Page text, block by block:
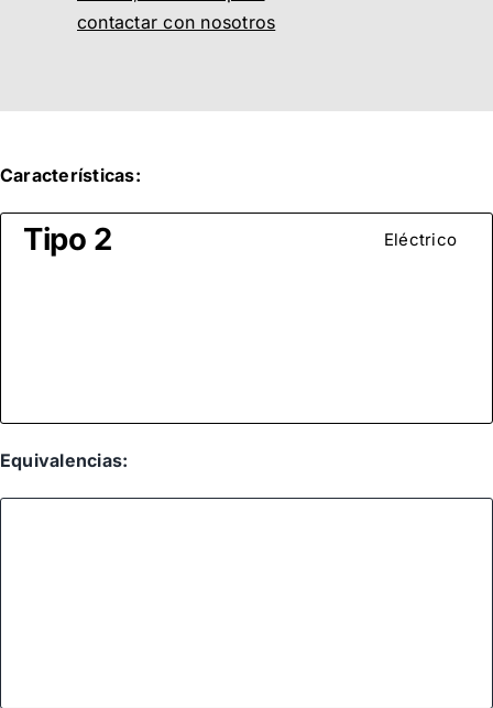
contactar con nosotros
Características:
Tipo 2 Eléctrico
Equivalencias: